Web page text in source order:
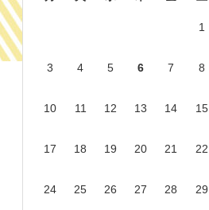
1
3 4 5 6 7 8
10 11 12 13 14 15
17 18 19 20 21 22
24 25 26 27 28 29